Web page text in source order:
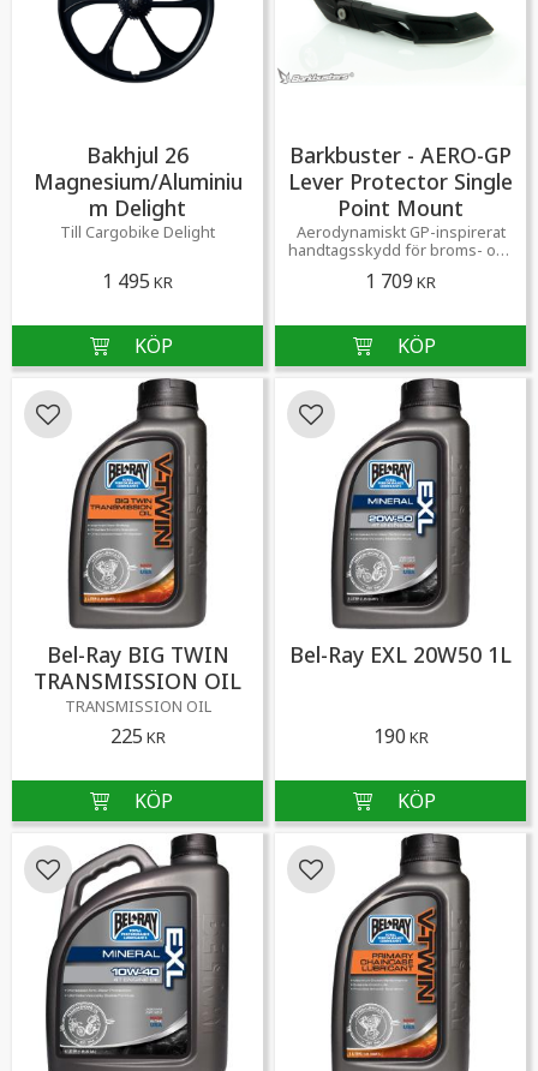
Bakhjul 26
Magnesium/Aluminiu
m Delight
Till Cargobike Delight
1 495 KR
Barkbuster - AERO-GP
Lever Protector Single
Point Mount
Aerodynamiskt GP-inspirerat
handtagsskydd för broms- och
1 709 KR
Bel-Ray BIG TWIN
TRANSMISSION OIL
TRANSMISSION OIL
225 KR
Lägg till i favoriter
Bel-Ray EXL 20W50 1L
190 KR
Lägg till i favoriter
Lägg till i favoriter Lägg till i favoriter